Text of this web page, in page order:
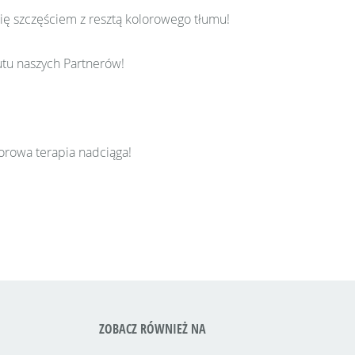
z resztą kolorowego tłumu!
naszych Partnerów!
terapia nadciąga!
ZOBACZ RÓWNIEŻ NA